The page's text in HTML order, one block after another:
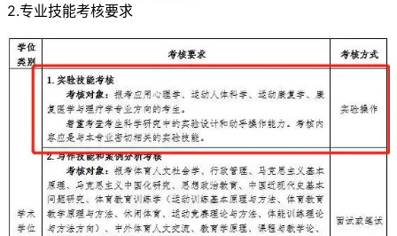
2.专业技能考核要求